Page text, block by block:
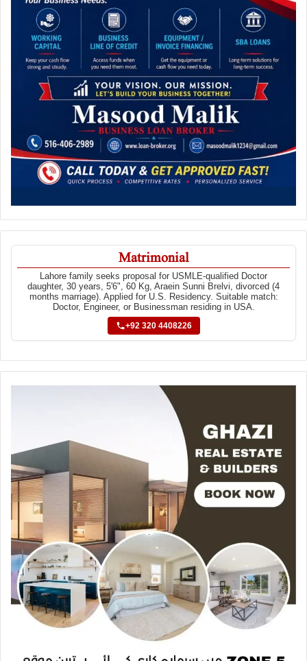
Matrimonial
Lahore family seeks proposal for USMLE-qualified Doctor
daughter, 30 years, 5'6", 60 Kg, Araein Sunni Brelvi, divorced (4
months marriage). Applied for U.S. Residency. Suitable match:
Doctor, Engineer, or Businessman residing in USA.
+92 320 4408226